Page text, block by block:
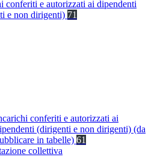
conferiti e autorizzati ai dipendenti
e non dirigenti) 71
conferiti e autorizzati ai
(dirigenti e non dirigenti) (da
in tabelle) 61
collettiva